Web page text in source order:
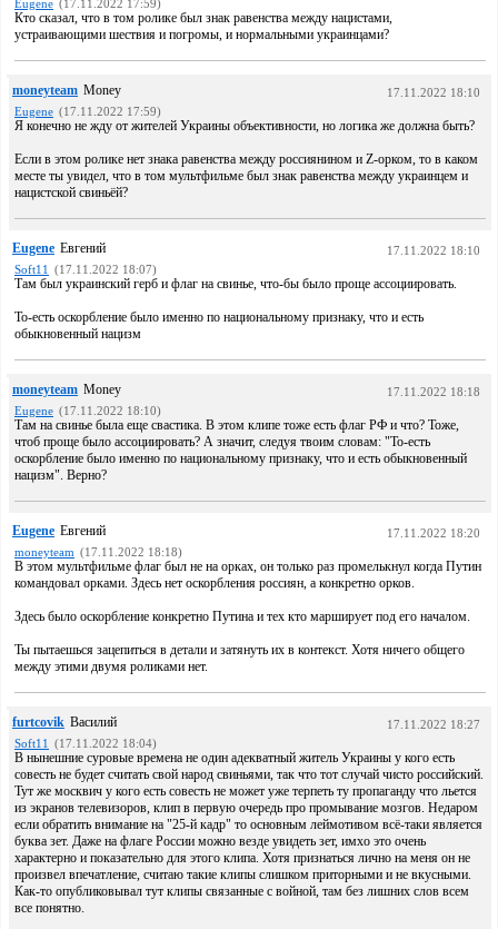
Eugene (17.11.2022 17:59)
Кто сказал, что в том ролике был знак равенства между нацистами,
устраивающими шествия и погромы, и нормальными украинцами?
moneyteam Money
17.11.2022 18:10
Eugene (17.11.2022 17:59)
Я конечно не жду от жителей Украины объективности, но логика же должна быть?
Если в этом ролике нет знака равенства между россиянином и Z-орком, то в каком
месте ты увидел, что в том мультфильме был знак равенства между украинцем и
нацистской свиньёй?
Eugene Евгений
17.11.2022 18:10
Soft11 (17.11.2022 18:07)
Там был украинский герб и флаг на свинье, что-бы было проще ассоциировать.
То-есть оскорбление было именно по национальному признаку, что и есть
обыкновенный нацизм
moneyteam Money
17.11.2022 18:18
Eugene (17.11.2022 18:10)
Там на свинье была еще свастика. В этом клипе тоже есть флаг РФ и что? Тоже,
чтоб проще было ассоциировать? А значит, следуя твоим словам: "То-есть
оскорбление было именно по национальному признаку, что и есть обыкновенный
нацизм". Верно?
Eugene Евгений
17.11.2022 18:20
moneyteam (17.11.2022 18:18)
В этом мультфильме флаг был не на орках, он только раз промелькнул когда Путин
командовал орками. Здесь нет оскорбления россиян, а конкретно орков.
Здесь было оскорбление конкретно Путина и тех кто марширует под его началом.
Ты пытаешься зацепиться в детали и затянуть их в контекст. Хотя ничего общего
между этими двумя роликами нет.
furtcovik Василий
17.11.2022 18:27
Soft11 (17.11.2022 18:04)
В нынешние суровые времена не один адекватный житель Украины у кого есть
совесть не будет считать свой народ свиньями, так что тот случай чисто российский.
Тут же москвич у кого есть совесть не может уже терпеть ту пропаганду что льется
из экранов телевизоров, клип в первую очередь про промывание мозгов. Недаром
если обратить внимание на "25-й кадр" то основным леймотивом всё-таки является
буква зет. Даже на флаге России можно везде увидеть зет, имхо это очень
характерно и показательно для этого клипа. Хотя признаться лично на меня он не
произвел впечатление, считаю такие клипы слишком приторными и не вкусными.
Как-то опубликовывал тут клипы связанные с войной, там без лишних слов всем
все понятно.